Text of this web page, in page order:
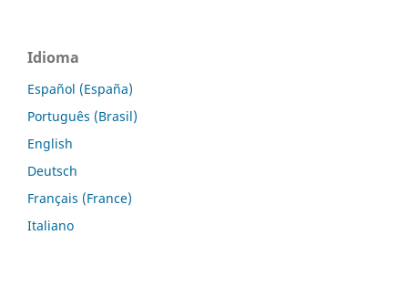
Idioma
Español (España)
Português (Brasil)
English
Deutsch
Français (France)
Italiano